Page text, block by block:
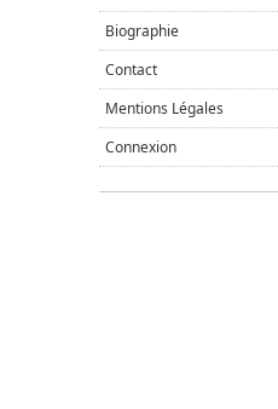
Biographie
Contact
Mentions Légales
Connexion